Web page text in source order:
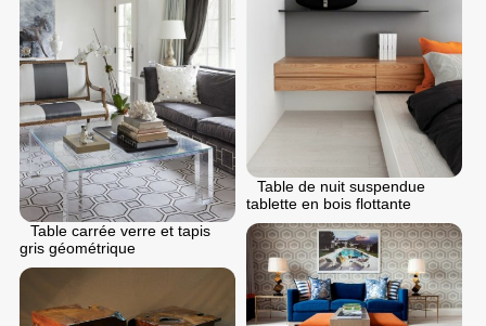
Table de nuit suspendue
tablette en bois flottante
Table carrée verre et tapis
gris géométrique